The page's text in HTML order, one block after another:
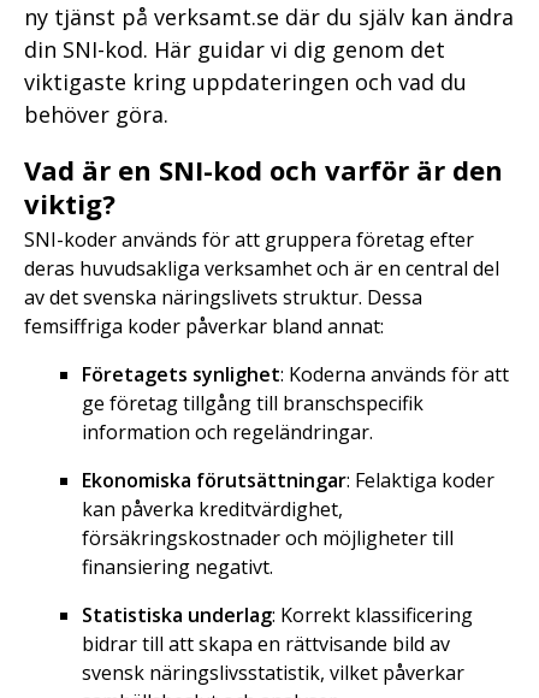
ny tjänst på verksamt.se där du själv kan ändra
din SNI-kod. Här guidar vi dig genom det
viktigaste kring uppdateringen och vad du
behöver göra.
Vad är en SNI-kod och varför är den
viktig?
SNI-koder används för att gruppera företag efter
deras huvudsakliga verksamhet och är en central del
av det svenska näringslivets struktur. Dessa
femsiffriga koder påverkar bland annat:
Företagets synlighet: Koderna används för att
ge företag tillgång till branschspecifik
information och regeländringar.
Ekonomiska förutsättningar: Felaktiga koder
kan påverka kreditvärdighet,
försäkringskostnader och möjligheter till
finansiering negativt.
Statistiska underlag: Korrekt klassificering
bidrar till att skapa en rättvisande bild av
svensk näringslivsstatistik, vilket påverkar